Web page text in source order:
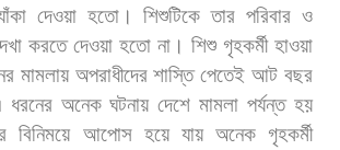
দেওয়া হতো। শিশুটিকে তার পরিবার ও
করতে দেওয়া হতো না। শিশু গৃহকর্মী হাওয়া
মামলায় অপরাধীদের শাস্তি পেতেই আট বছর
ধরনের অনেক ঘটনায় দেশে মামলা পর্যন্ত হয়
বিনিময়ে আপোস হয়ে যায় অনেক গৃহকর্মী